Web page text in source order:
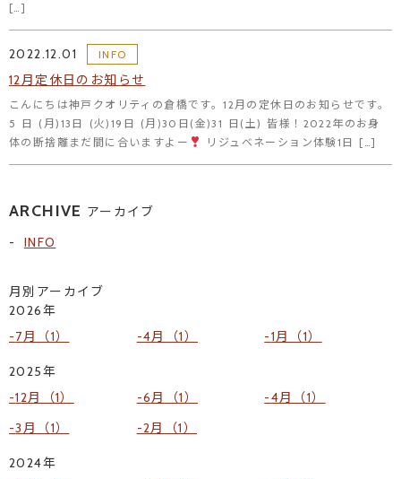
[…]
2022.12.01 INFO
12月定休日のお知らせ
こんにちは神戸クオリティの倉橋です。12月の定休日のお知らせです。
5 日 (月)13日 (火)19日 (月)30日(金)31 日(土) 皆様！2022年のお身
体の断捨離まだ間に合いますよー
リジュベネーション体験1日 […]
ARCHIVE アーカイブ
INFO
月別アーカイブ
2026年
7月（1）
4月（1） 1月（1）
2025年
12月（1）
6月（1）
4月（1）
3月（1）
2月（1）
2024年